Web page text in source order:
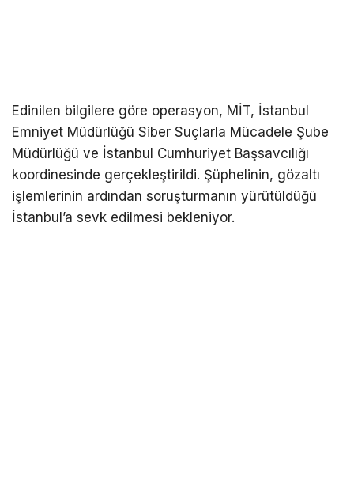
Edinilen bilgilere göre operasyon, MİT, İstanbul
Emniyet Müdürlüğü Siber Suçlarla Mücadele Şube
Müdürlüğü ve İstanbul Cumhuriyet Başsavcılığı
koordinesinde gerçekleştirildi. Şüphelinin, gözaltı
işlemlerinin ardından soruşturmanın yürütüldüğü
İstanbul’a sevk edilmesi bekleniyor.